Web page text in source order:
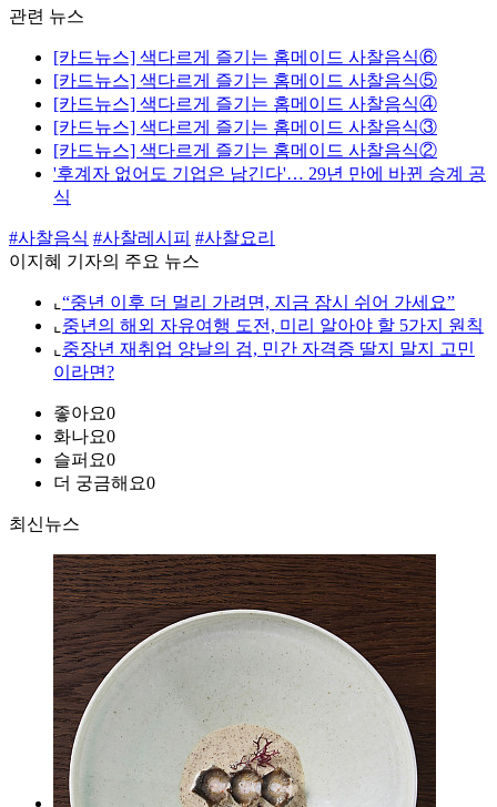
관련 뉴스
[카드뉴스] 색다르게 즐기는 홈메이드 사찰음식⑥
[카드뉴스] 색다르게 즐기는 홈메이드 사찰음식⑤
[카드뉴스] 색다르게 즐기는 홈메이드 사찰음식④
[카드뉴스] 색다르게 즐기는 홈메이드 사찰음식③
[카드뉴스] 색다르게 즐기는 홈메이드 사찰음식②
'후계자 없어도 기업은 남긴다'… 29년 만에 바뀐 승계 공
식
#사찰음식 #사찰레시피 #사찰요리
이지혜 기자의 주요 뉴스
⌞ “중년 이후 더 멀리 가려면, 지금 잠시 쉬어 가세요”
⌞ 중년의 해외 자유여행 도전, 미리 알아야 할 5가지 원칙
⌞ 중장년 재취업 양날의 검, 민간 자격증 딸지 말지 고민
이라면?
좋아요0
화나요0
슬퍼요0
더 궁금해요0
최신뉴스